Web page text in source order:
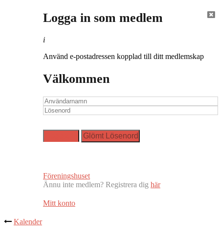
Logga in som medlem
i
Använd e-postadressen kopplad till ditt medlemskap
Välkommen
Föreningshuset
Ännu inte medlem? Registrera dig här
Mitt konto
Kalender